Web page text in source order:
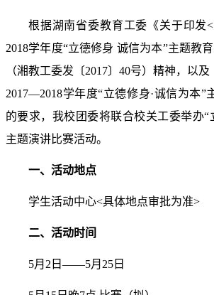
根据湖南省委教育工委《关于印发<
2018学年度“立德修身 诚信为本”主题教
（湘教工委发〔2017〕 40号）精神，以及
2017—2018学年度“立德修身·诚信为本”
的要求，我校团委将联合校关工委举办“
主题演讲比赛活动。
一、活动地点
学生活动中心<具体地点审批为准>
二、活动时间
5月 2 日——5月 25 日